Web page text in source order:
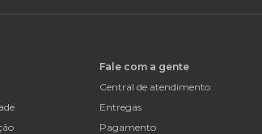
Fale com a gente
Central de atendimento
Entregas
Pagamento